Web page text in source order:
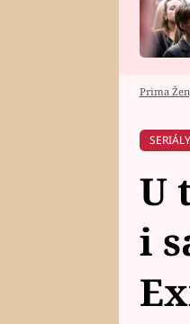
HOROSKOP NA
Prima
U
i